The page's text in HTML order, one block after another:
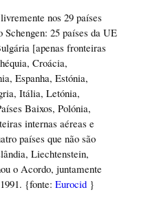
nos 29 países
Schengen: 25 países da UE
[apenas fronteiras
Croácia,
Espanha, Estónia,
Itália, Letónia,
Baixos, Polónia,
internas aéreas e
países que não são
Liechtenstein,
o Acordo, juntamente
{fonte: Eurocid }